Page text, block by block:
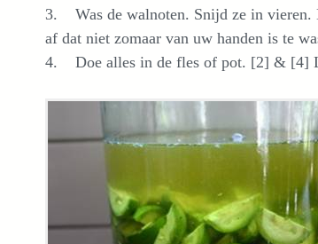
3. Was de walnoten. Snijd ze in vieren.
af dat niet zomaar van uw handen is te
4. Doe alles in de fles of pot. [2] & [4]